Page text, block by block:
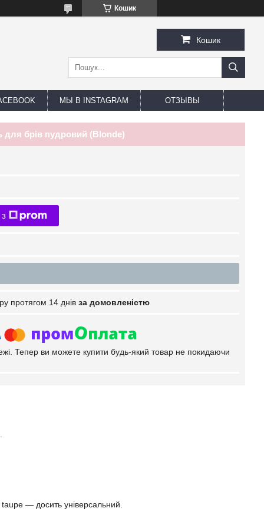
Кошик
Кошик
МЫ В INSTAGRAM ОТЗЫВЫ
для брів пудровий (Blonde)
протягом 14 днів за домовленістю
Тепер ви можете купити будь-який товар не покидаючи
— досить універсальний.